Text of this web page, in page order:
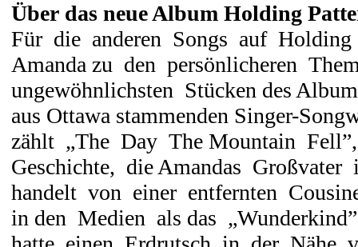
Über das neue Album Holding
Für die anderen Songs auf
Amanda zu den persönlicheren
ungewöhnlichsten Stücken des
aus Ottawa stammenden Singer-
zählt „The Day The Mountain
Geschichte, die Amandas
handelt von einer entfernten
in den Medien als das